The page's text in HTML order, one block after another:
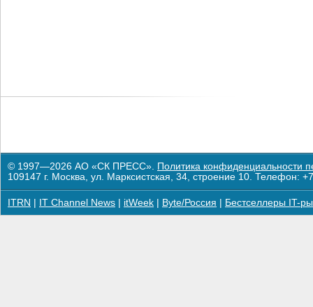
© 1997—2026 АО «СК ПРЕСС». Политика конфиденциальности
109147 г. Москва, ул. Марксистская, 34, строение 10. Телефон:
ITRN IT Channel News itWeek Byte/Россия Бестселлеры IT-